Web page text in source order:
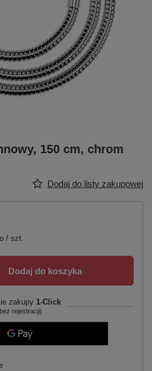
150 cm, chrom
Dodaj do listy zakupowej
/ szt.
Dodaj do koszyka
zakupy 1-Click
rejestracji)